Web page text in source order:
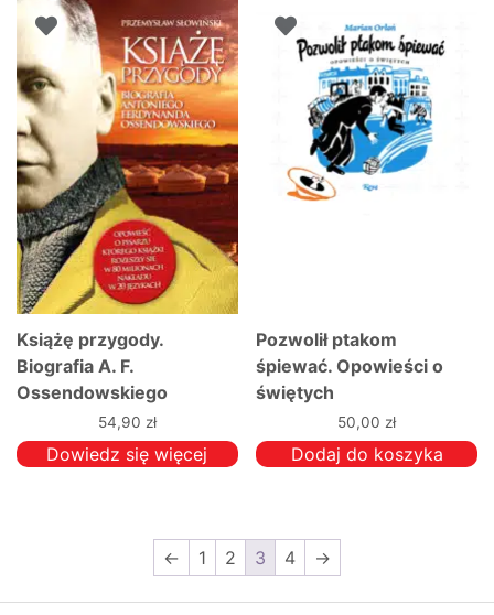
Książę przygody.
Biografia A. F.
Ossendowskiego
54,90 zł
Dowiedz się więcej
Pozwolił ptakom
śpiewać. Opowieści o
świętych
50,00 zł
Dodaj do koszyka
← 1 2 3 4 →